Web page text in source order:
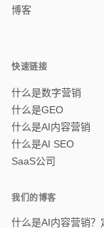
博客
快速链接
什么是数字营销
什么是GEO
什么是AI内容营销
什么是AI SEO
SaaS公司
我们的博客
什么是AI内容营销